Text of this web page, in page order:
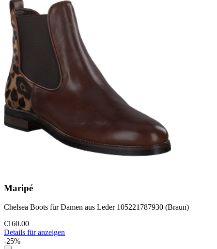
Maripé
Chelsea Boots für Damen aus Leder 105221787930 (Braun)
€160.00
Details für anzeigen
-25%